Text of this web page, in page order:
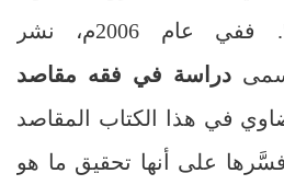
"المجلس الأوروبي". ففي عام 2006م، نشر
دراسة في فقه مقاصد
في هذا الكتاب المقاصد
فسَّرها على أنها تحقيق ما هو